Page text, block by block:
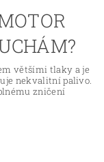
většími tlaky a je
nekvalitní palivo.
zničení